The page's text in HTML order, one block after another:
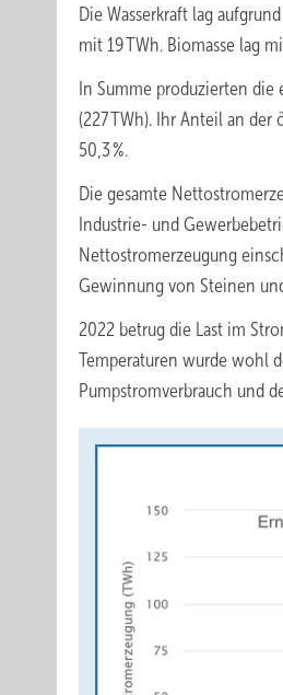
Die Wasserkraft lag
mit 19 TWh. Biomasse lag
In Summe produzierten
(227 TWh). Ihr Anteil an
50,3 %.
Die gesamte
Industrie- und
Nettostromerzeugung
Gewinnung von Steinen
2022 betrug die Last im
Temperaturen wurde wohl
Pumpstromverbrauch und